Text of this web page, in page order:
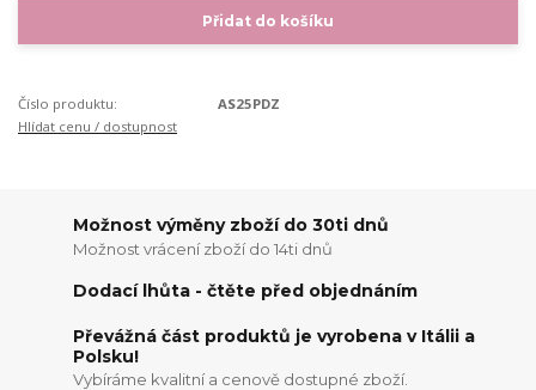
Přidat do košíku
Číslo produktu:
AS25PDZ
Hlídat cenu / dostupnost
Možnost výměny zboží do 30ti dnů
Možnost vrácení zboží do 14ti dnů
Dodací lhůta - čtěte před objednáním
Převážná část produktů je vyrobena v Itálii a
Polsku!
Vybíráme kvalitní a cenově dostupné zboží.